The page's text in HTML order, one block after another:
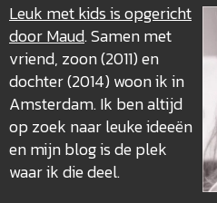
Leuk met kids is opgericht
door Maud. Samen met
vriend, zoon (2011) en
dochter (2014) woon ik in
Amsterdam. Ik ben altijd
op zoek naar leuke ideeën
en mijn blog is de plek
waar ik die deel.